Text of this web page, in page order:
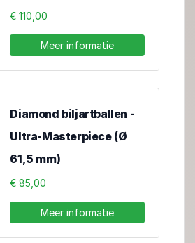
€ 110,00
Meer informatie
Diamond biljartballen -
Ultra-Masterpiece (Ø
61,5 mm)
€ 85,00
Meer informatie